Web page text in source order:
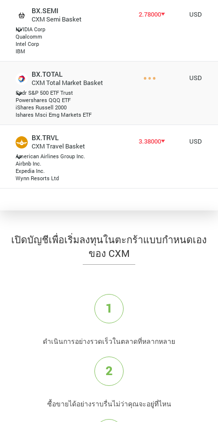
BX.SEMI
CXM Semi Basket
NVIDIA Corp
Qualcomm
Intel Corp
IBM
2.78000 USD
BX.TOTAL
CXM Total Market Basket
Spdr S&P 500 ETF Trust
Powershares QQQ ETF
iShares Russell 2000
Ishares Msci Emg Markets ETF
USD
BX.TRVL
CXM Travel Basket
American Airlines Group Inc.
Airbnb Inc.
Expedia Inc.
Wynn Resorts Ltd
3.38000 USD
เปิดบัญชีเพื่อเริ่มลงทุนในตะกร้าแบบกำหนดเอง
ของ CXM
1
ดำเนินการอย่างรวดเร็วในตลาดที่หลากหลาย
2
ซื้อขายได้อย่างราบรื่นไม่ว่าคุณจะอยู่ที่ไหน